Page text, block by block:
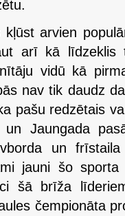
kļūst arvien
arī kā līdzeklis
vidū kā
nav tik daudz
pašu redzētais
un Jaungada
un
jauni šo
šā brīža
čempionāta